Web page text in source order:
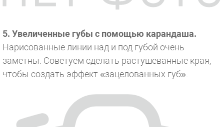
5. Увеличенные губы с помощью карандаша.
Нарисованные линии над и под губой очень
заметны. Советуем сделать растушеванные края,
чтобы создать эффект «зацелованных губ».